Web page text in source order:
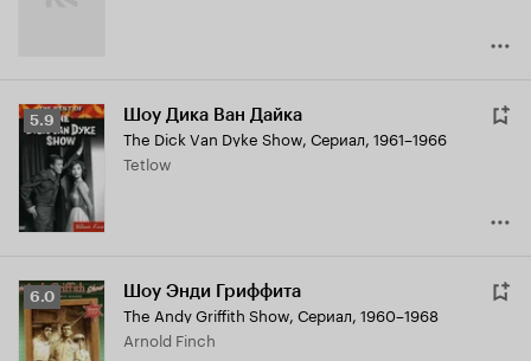
Рейтинг
Кинопоиска
5.9
5.9 Шоу Дика Ван Дайка
The Dick Van Dyke Show, Сериал, 1961–1966
Tetlow
Рейтинг
Кинопоиска
6.0
6.0 Шоу Энди Гриффита
The Andy Griffith Show, Сериал, 1960–1968
Arnold Finch